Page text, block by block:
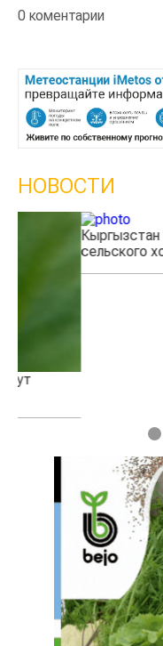
0 коментарии
НОВОСТИ
Кыргызстан обошел
сельского хозяйства
1